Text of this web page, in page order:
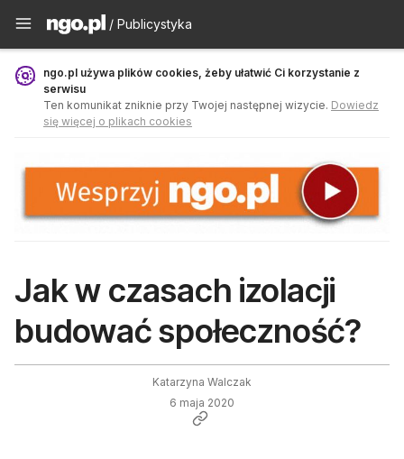
Publicystyka - ngo.pl
/ Publicystyka
ngo.pl używa plików cookies, żeby ułatwić Ci korzystanie z
serwisu
Ten komunikat zniknie przy Twojej następnej wizycie. Dowiedz
się więcej o plikach cookies
Jak w czasach izolacji
budować społeczność?
Katarzyna Walczak
6 maja 2020